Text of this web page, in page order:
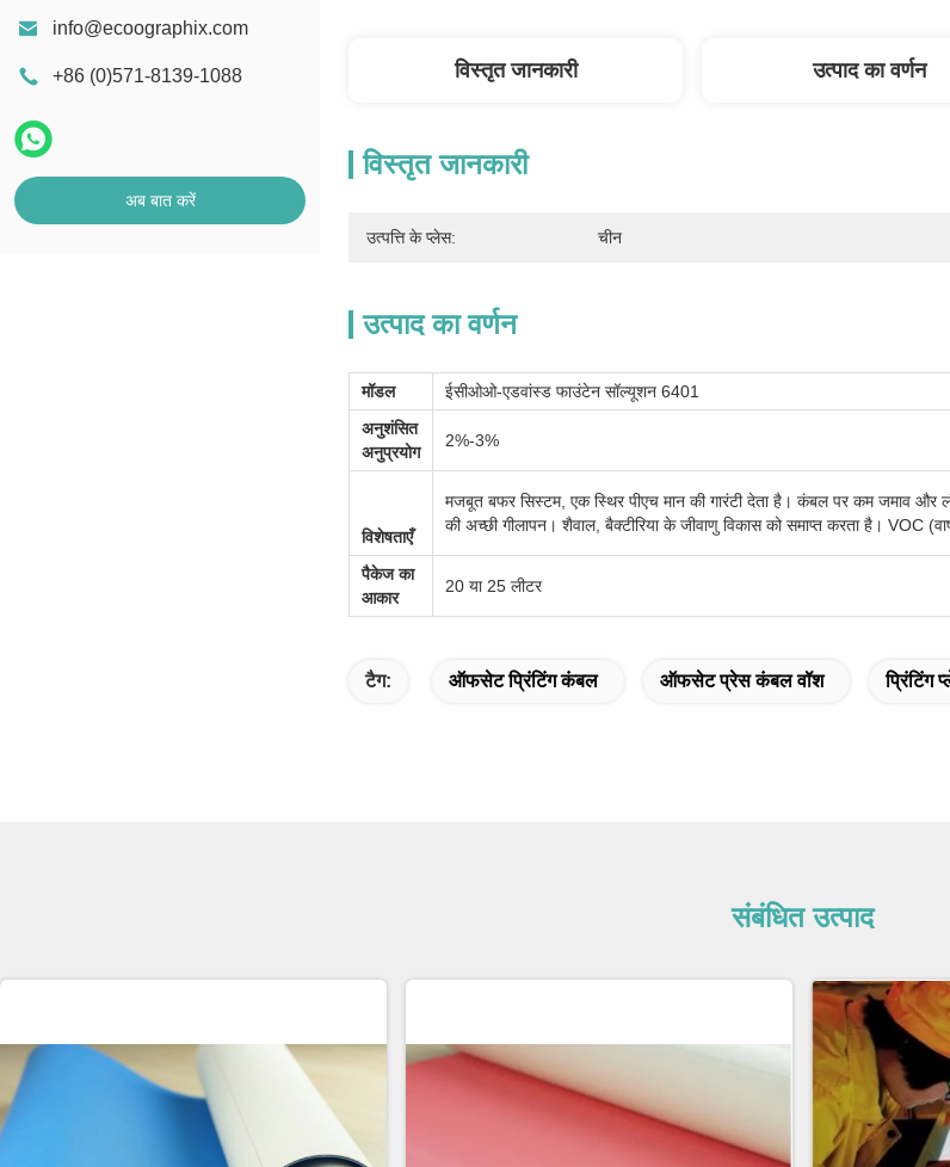
info@ecoographix.com
+86 (0)571-8139-1088
अब बात करें
विस्तृत जानकारी उत्पाद का वर्णन
विस्तृत जानकारी
उत्पत्ति के प्लेस: चीन
उत्पाद का वर्णन
मॉडल
ईसीओओ-एडवांस्ड फाउंटेन सॉल्यूशन 6401
अनुशंसित
अनुप्रयोग
2%-3%
विशेषताएँ
मजबूत बफर सिस्टम, एक स्थिर पीएच मान की गारंटी देता है। कंबल पर कम जमाव और
की अच्छी गीलापन। शैवाल, बैक्टीरिया के जीवाणु विकास को समाप्त करता है। VOC
पैकेज का
आकार
20 या 25 लीटर
टैग: ऑफसेट प्रिंटिंग कंबल ऑफसेट प्रेस कंबल वॉश प्रिंटिंग
संबंधित उत्पाद